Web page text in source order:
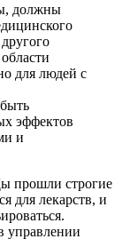
должны
для людей с
эффектов
и
прошли строгие
для лекарств, и
управлении